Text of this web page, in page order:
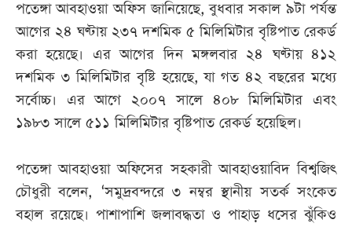
পতেঙ্গা আবহাওয়া অফিস জানিয়েছে, বুধবার সকাল ৯টা পর্যন্ত
আগের ২৪ ঘণ্টায় ২৩৭ দশমিক ৫ মিলিমিটার বৃষ্টিপাত রেকর্ড
করা হয়েছে। এর আগের দিন মঙ্গলবার ২৪ ঘণ্টায় ৪১২
দশমিক ৩ মিলিমিটার বৃষ্টি হয়েছে, যা গত ৪২ বছরের মধ্যে
সর্বোচ্চ। এর আগে ২০০৭ সালে ৪০৮ মিলিমিটার এবং
১৯৮৩ সালে ৫১১ মিলিমিটার বৃষ্টিপাত রেকর্ড হয়েছিল।
পতেঙ্গা আবহাওয়া অফিসের সহকারী আবহাওয়াবিদ বিশ্বজিৎ
চৌধুরী বলেন, ‘সমুদ্রবন্দরে ৩ নম্বর স্থানীয় সতর্ক সংকেত
বহাল রয়েছে। পাশাপাশি জলাবদ্ধতা ও পাহাড় ধসের ঝুঁকিও